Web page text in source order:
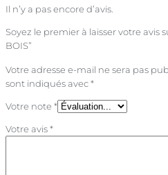
Il n’y a pas encore d’avis.
Soyez le premier à laisser votre avis
BOIS”
Votre adresse e-mail ne sera pas
sont indiqués avec*
Votre note *
Votre avis*